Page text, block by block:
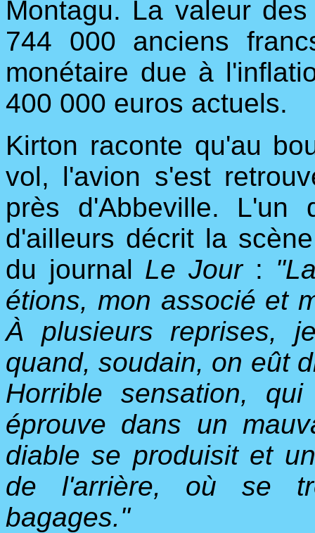
Montagu. La valeur
744 000 anciens
monétaire due à
400 000 euros actuels.
Kirton raconte qu'au
vol, l'avion s'est
près d'Abbeville. L'un
d'ailleurs décrit la
du journal Le Jour:
étions, mon associé et
À plusieurs reprises,
quand, soudain, on eût
Horrible sensation,
éprouve dans un
diable se produisit et
de l'arrière, où se
bagages."